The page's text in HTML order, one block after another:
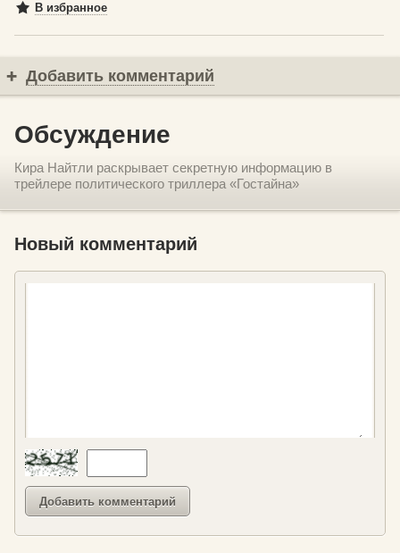
В избранное
Добавить комментарий
Обсуждение
Кира Найтли раскрывает секретную информацию в
трейлере политического триллера «Гостайна»
Новый комментарий